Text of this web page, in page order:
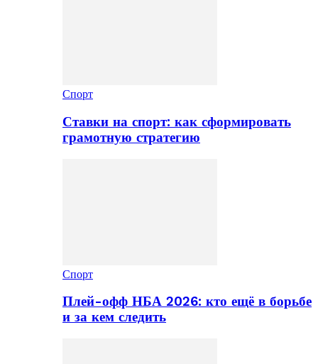
Спорт
Ставки на спорт: как сформировать
грамотную стратегию
Спорт
Плей-офф НБА 2026: кто ещё в борьбе
и за кем следить